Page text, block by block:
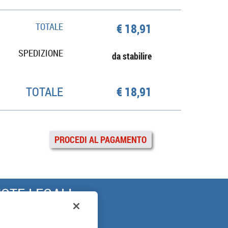
TOTALE € 18,91
SPEDIZIONE da stabilire
TOTALE € 18,91
PROCEDI AL PAGAMENTO
LEGALI